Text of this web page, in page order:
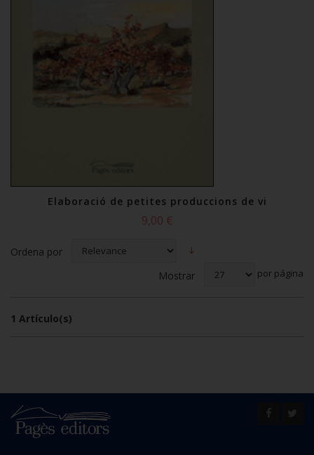
Elaboració de petites produccions de vi
9,00 €
Ordena por
Mostrar
por página
1 Artículo(s)